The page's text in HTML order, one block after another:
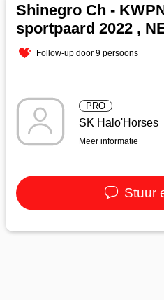
Shinegro Ch -
sportpaard 2022 ,
Follow-up door 9 persoons
PRO
SK Halo'Horses
Meer informatie
Stuur